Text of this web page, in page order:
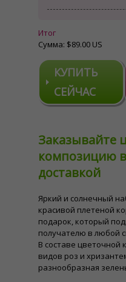
Итог
Сумма: $89.00 US
КУПИТЬ
СЕЙЧАС
Заказывайте
композицию
доставкой
Яркий и солнечный
красивой плетеной
подарок, который
получателю в любой
В составе цветочной
видов роз и
разнообразная